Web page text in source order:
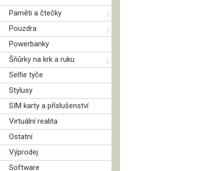
Paměti a čtečky
Pouzdra
Powerbanky
Šňůrky na krk a ruku
Selfie tyče
Stylusy
SIM karty a příslušenství
Virtuální realita
Ostatní
Výprodej
Software